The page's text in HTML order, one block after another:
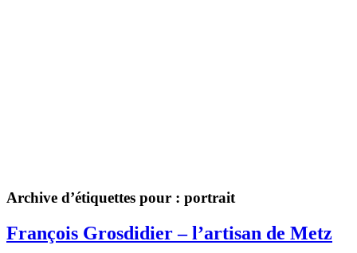
Archive d’étiquettes pour : portrait
François Grosdidier – l’artisan de Metz